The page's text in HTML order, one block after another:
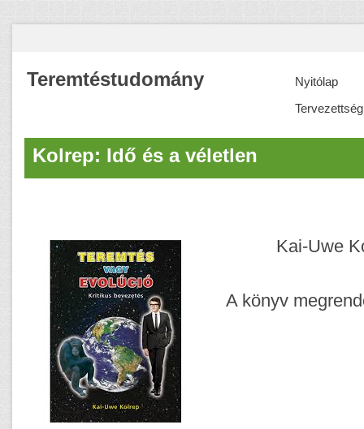
Teremtéstudomány
Nyitólap
Tervezettség
Kolrep: Idő és a véletlen
Kai-Uwe
A könyv